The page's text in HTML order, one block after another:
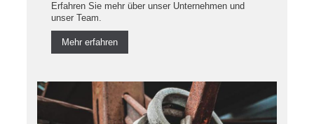
Erfahren Sie mehr über unser Unternehmen und
unser Team.
Mehr erfahren